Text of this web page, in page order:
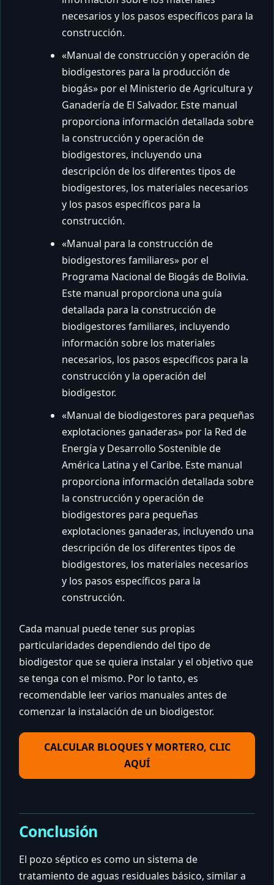
necesarios y los pasos específicos para la
construcción.
«Manual de construcción y operación de
biodigestores para la producción de
biogás» por el Ministerio de Agricultura y
Ganadería de El Salvador. Este manual
proporciona información detallada sobre
la construcción y operación de
biodigestores, incluyendo una
descripción de los diferentes tipos de
biodigestores, los materiales necesarios
y los pasos específicos para la
construcción.
«Manual para la construcción de
biodigestores familiares» por el
Programa Nacional de Biogás de Bolivia.
Este manual proporciona una guía
detallada para la construcción de
biodigestores familiares, incluyendo
información sobre los materiales
necesarios, los pasos específicos para la
construcción y la operación del
biodigestor.
«Manual de biodigestores para pequeñas
explotaciones ganaderas» por la Red de
Energía y Desarrollo Sostenible de
América Latina y el Caribe. Este manual
proporciona información detallada sobre
la construcción y operación de
biodigestores para pequeñas
explotaciones ganaderas, incluyendo una
descripción de los diferentes tipos de
biodigestores, los materiales necesarios
y los pasos específicos para la
construcción.
Cada manual puede tener sus propias
particularidades dependiendo del tipo de
biodigestor que se quiera instalar y el objetivo que
se tenga con el mismo. Por lo tanto, es
recomendable leer varios manuales antes de
comenzar la instalación de un biodigestor.
CALCULAR BLOQUES Y MORTERO, CLIC
AQUÍ
Conclusión
El pozo séptico es como un sistema de
tratamiento de aguas residuales básico, similar a